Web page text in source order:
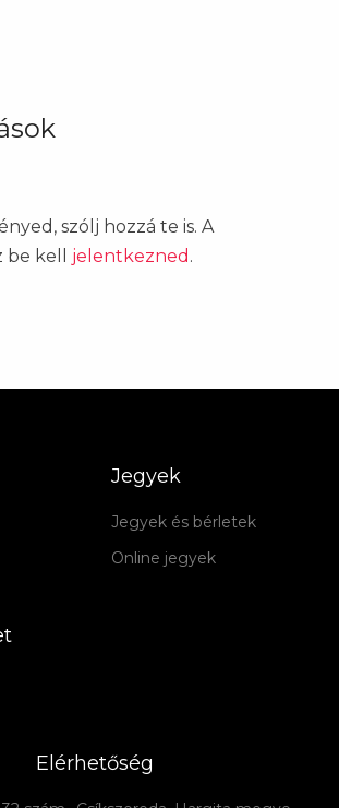
szólj hozzá te is. A
be kell jelentkezned .
Jegyek
Jegyek és bérletek
Online jegyek
Elérhetőség